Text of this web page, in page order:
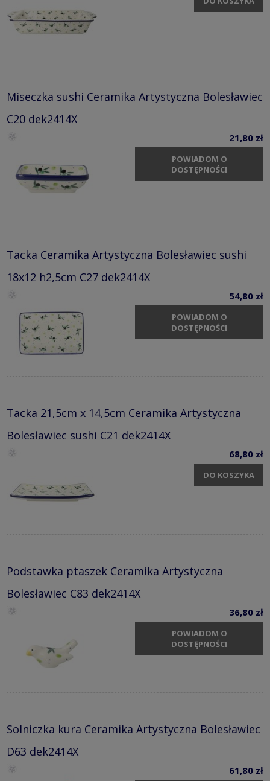
Miseczka sushi Ceramika Artystyczna Bolesławiec
C20 dek2414X
21,80 zł
POWIADOM O
DOSTĘPNOŚCI
Tacka Ceramika Artystyczna Bolesławiec sushi
18x12 h2,5cm C27 dek2414X
54,80 zł
POWIADOM O
DOSTĘPNOŚCI
Tacka 21,5cm x 14,5cm Ceramika Artystyczna
Bolesławiec sushi C21 dek2414X
68,80 zł
DO KOSZYKA
Podstawka ptaszek Ceramika Artystyczna
Bolesławiec C83 dek2414X
36,80 zł
POWIADOM O
DOSTĘPNOŚCI
Solniczka kura Ceramika Artystyczna Bolesławiec
D63 dek2414X
61,80 zł